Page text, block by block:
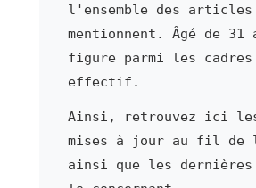
l'ensemble des
mentionnent. Âgé de
figure parmi les cadres
effectif.
Ainsi, retrouvez ici les
mises à jour au fil de
ainsi que les dernières